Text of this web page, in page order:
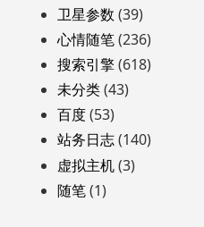
卫星参数 (39)
心情随笔(236)
搜索引擎(618)
未分类(43)
百度(53)
站务日志(140)
虚拟主机(3)
随笔(1)